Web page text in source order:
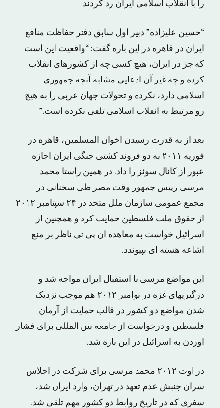
را با انقلاب اسلامی ایران رد کردند.
“حسین علیزاده” دبیر اول سابق دفتر حفاظت منافع
ایران در قاهره در این باره گفت: “واقعیت این است
که جز در ایران، هیچ کسی چه از کشورهای انقلاب
کرده و چه غیر آن ادعایی مشابه آنچه جمهوری
اسلامی دارد، نکرده و تحولات جهان عربی را به هیچ
رو مرتبط به انقلاب اسلامی تلقی نکرده است.”
بعد از به قدرت رسیدن اخوان المسلمین، قاهره در
فوریه ۲۰۱۱ به دو فروند کشتی جنگی ایران اجازه
عبور از کانال سوئز را داد. در همین راستا محمد
مرسی رییس جمهور وقت مصر طی سخنانی در
مجمع عمومی سازمان ملل متحد در ۲۴ سپتامبر ۲۰۱۲
از حقوق ملت فلسطین حمایت کرد و همچنین از
اسرائیل خواست به معاهده ان پی تی ناظر بر منع
اشاعه هسته ای بپیوندد.
این مواضع مرسی با استقبال ایران مواجه شد و
درگیریهای غزه در نوامبر ۲۰۱۲ هم موجب نزدیک
شدن مواضع دو کشور در قالب حمایت از آرمان
فلسطین و درخواست از جامعه بین المللی برای فشار
اوردن به اسرائیل در این باره شد.
در اوت ۲۰۱۲ محمد مرسی برای شرکت در اجلاس
سران جنبش عدم تعهد در تهران، وارد ایران شد،
سفری که در تاریخ روابط دو کشور مهم تلقی شد.